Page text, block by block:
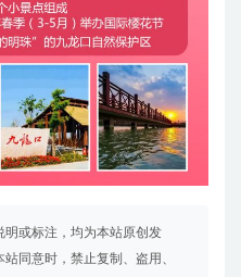
明或标注，均为本站原创发
同意时，禁止复制、盗用、